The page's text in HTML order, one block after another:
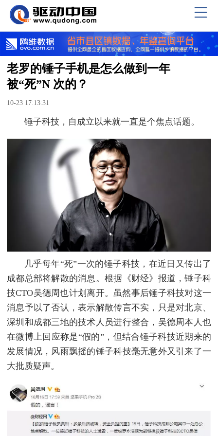
老罗的锤子手机是怎么做到一年
被“死”N 次的？
10-23 17:13:31
锤子科技，自成立以来就一直是个焦点话题。
几乎每年“死”一次的锤子科技，在近日又传出了
成都总部将解散的消息。根据《财经》报道，锤子科
技CTO吴德周也计划离开。虽然事后锤子科技对这一
消息予以了否认，表示解散传言不实，只是对北京、
深圳和成都三地的技术人员进行整合，吴德周本人也
在微博上回应称是“假的”，但结合锤子科技近期来的
发展情况，风雨飘摇的锤子科技毫无意外又引来了一
大批质疑声。